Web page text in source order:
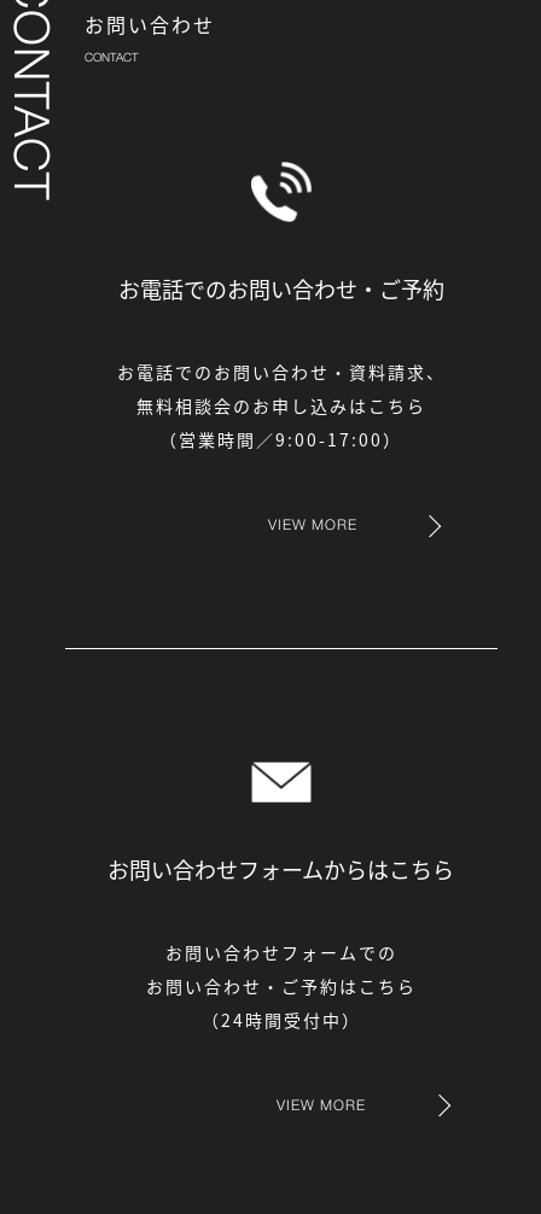
お問い合わせ
お電話でのお問い合わせ・ ご予約
お電話でのお問い合わせ・資料請求、
無料相談会のお申し込みはこちら
（営業時間／9:00-17:00）
VIEW MORE
お問い合わせフォームからはこちら
お問い合わせフォームでの
お問い合わせ・ご予約はこちら
（24時間受付中）
VIEW MORE